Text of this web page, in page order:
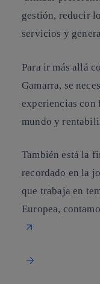
gestión, reducir
servicios y
Para ir más allá
Gamarra, se
experiencias con
mundo y
También está la
recordado en la
que trabaja en
Europea,